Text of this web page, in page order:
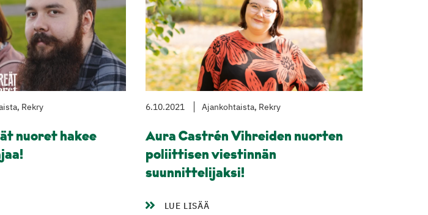
Rekry
nuoret hakee
6.10.2021 Ajankohtaista, Rekry
Aura Castrén Vihreiden nuorten
poliittisen viestinnän
suunnittelijaksi!
LUE LISÄÄ